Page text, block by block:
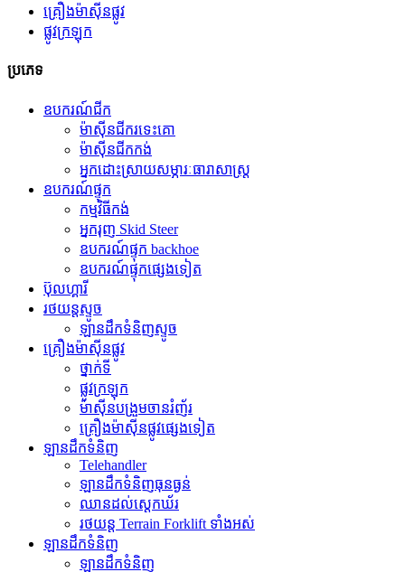
គ្រឿងម៉ាស៊ីនផ្លូវ
ផ្លូវក្រឡុក
ប្រភេទ
ឧបករណ៍ជីក
ម៉ាស៊ីនជីករទេះគោ
ម៉ាស៊ីនជីកកង់
អ្នកដោះស្រាយសម្ភារៈធារាសាស្ត្រ
ឧបករណ៍ផ្ទុក
កម្មវិធី​កង់
អ្នករុញ Skid Steer
ឧបករណ៍ផ្ទុក backhoe
ឧបករណ៍ផ្ទុកផ្សេងទៀត
ប៊ុលហ្គារី
រថយន្តស្ទូច
ឡានដឹកទំនិញស្ទូច
គ្រឿងម៉ាស៊ីនផ្លូវ
ថ្នាក់ទី
ផ្លូវក្រឡុក
ម៉ាស៊ីនបង្រួមចានរំញ័រ
គ្រឿងម៉ាស៊ីនផ្លូវផ្សេងទៀត
ឡានដឹកទំនិញ
Telehandler
ឡានដឹកទំនិញធុនធ្ងន់
ឈានដល់ស្តេកឃ័រ
រថយន្ត Terrain Forklift ទាំងអស់
ឡានដឹកទំនិញ
ឡានដឹកទំនិញ